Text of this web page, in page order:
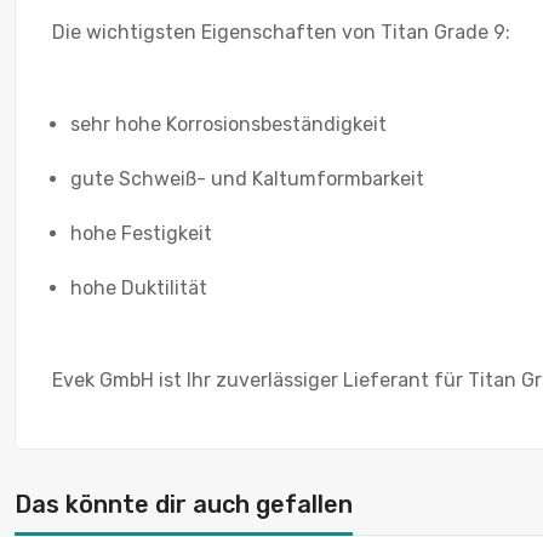
Die wichtigsten Eigenschaften von Titan Grade 9:
sehr hohe Korrosionsbeständigkeit
gute Schweiß- und Kaltumformbarkeit
hohe Festigkeit
hohe Duktilität
Evek GmbH ist Ihr zuverlässiger Lieferant für Titan
Das könnte dir auch gefallen